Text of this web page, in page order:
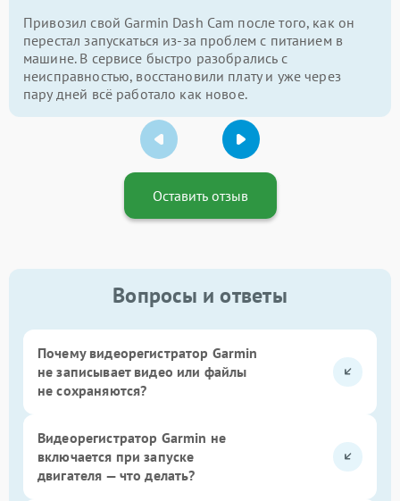
Привозил свой Garmin Dash Cam после того, как он
перестал запускаться из-за проблем с питанием в
машине. В сервисе быстро разобрались с
неисправностью, восстановили плату и уже через
пару дней всё работало как новое.
Оставить отзыв
Вопросы и ответы
Почему видеорегистратор Garmin
не записывает видео или файлы
не сохраняются?
Видеорегистратор Garmin не
включается при запуске
двигателя — что делать?